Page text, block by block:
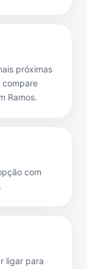
próximas
compare
Ramos.
com
ligar para